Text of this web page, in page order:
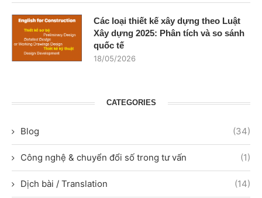
Các loại thiết kế xây dựng theo Luật
Xây dựng 2025: Phân tích và so sánh
quốc tế
18/05/2026
CATEGORIES
Blog (34)
Công nghệ & chuyển đổi số trong tư vấn (1)
Dịch bài / Translation (14)